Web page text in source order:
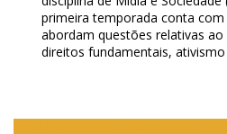
primeira temporada conta
abordam questões relativas
direitos fundamentais,